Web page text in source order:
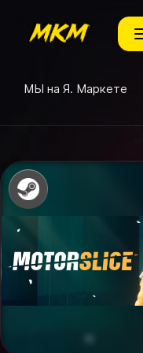
МЫ на Я. Маркете